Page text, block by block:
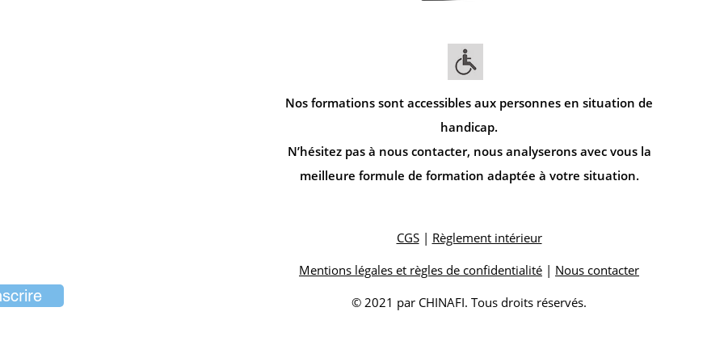
Nos formations sont accessibles aux personnes en situation de
handicap.
N’hésitez pas à nous contacter, nous analyserons avec vous la
meilleure formule de formation adaptée à votre situation.
CGS | Règlement intérieur
Mentions légales et règles de confidentialité | Nous contacter
© 2021 par CHINAFI. Tous droits réservés.